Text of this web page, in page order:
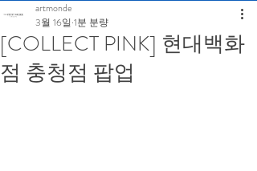
[COLLECT PINK] 현대백화
점 충청점 팝업
artmonde
3월 16일 1분 분량